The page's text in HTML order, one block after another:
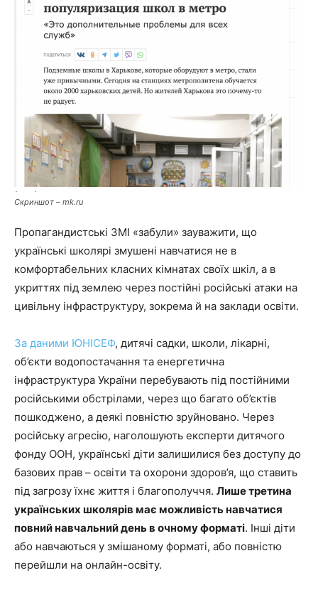
Скриншот – mk.ru
Пропагандистські ЗМІ «забули» зауважити, що
українські школярі змушені навчатися не в
комфортабельних класних кімнатах своїх шкіл, а в
укриттях під землею через постійні російські атаки на
цивільну інфраструктуру, зокрема й на заклади освіти.
За даними ЮНІСЕФ, дитячі садки, школи, лікарні,
об’єкти водопостачання та енергетична
інфраструктура України перебувають під постійними
російськими обстрілами, через що багато об’єктів
пошкоджено, а деякі повністю зруйновано. Через
російську агресію, наголошують експерти дитячого
фонду ООН, українські діти залишилися без доступу до
базових прав – освіти та охорони здоров’я, що ставить
під загрозу їхнє життя і благополуччя. Лише третина
українських школярів має можливість навчатися
повний навчальний день в очному форматі. Інші діти
або навчаються у змішаному форматі, або повністю
перейшли на онлайн-освіту.